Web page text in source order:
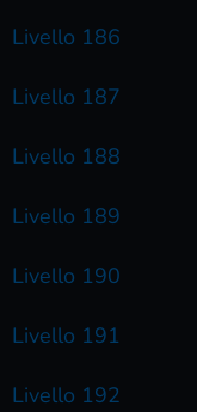
Livello 186
Livello 187
Livello 188
Livello 189
Livello 190
Livello 191
Livello 192